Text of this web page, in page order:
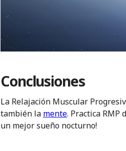
Conclusiones
La Relajación Muscular
también la mente. Practica RMP
un mejor sueño nocturno!